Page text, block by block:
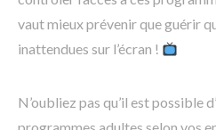
vaut mieux prévenir que guérir
inattendues sur l’écran !
N’oubliez pas qu’il est possible